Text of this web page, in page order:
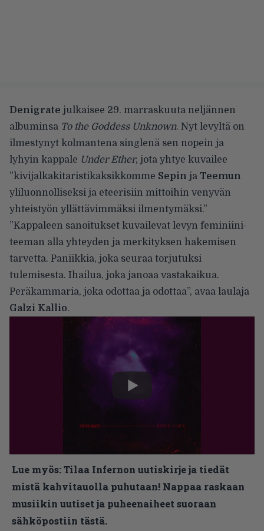
Denigrate julkaisee 29. marraskuuta neljännen
albuminsa To the Goddess Unknown. Nyt levyltä on
ilmestynyt kolmantena singlenä sen nopein ja
lyhyin kappale Under Ether, jota yhtye kuvailee
”kivijalkakitaristikaksikkomme Sepin ja Teemun
yliluonnolliseksi ja eteerisiin mittoihin venyvän
yhteistyön yllättävimmäksi ilmentymäksi.”
”Kappaleen sanoitukset kuvailevat levyn feminiini-
teeman alla yhteyden ja merkityksen hakemisen
tarvetta. Paniikkia, joka seuraa torjutuksi
tulemisesta. Ihailua, joka janoaa vastakaikua.
Peräkammaria, joka odottaa ja odottaa”, avaa laulaja
Galzi Kallio.
Lue myös:Tilaa Infernon uutiskirje ja tiedät
mistä kahvitauolla puhutaan! Nappaa raskaan
musiikin uutiset ja puheenaiheet suoraan
sähköpostiin tästä.